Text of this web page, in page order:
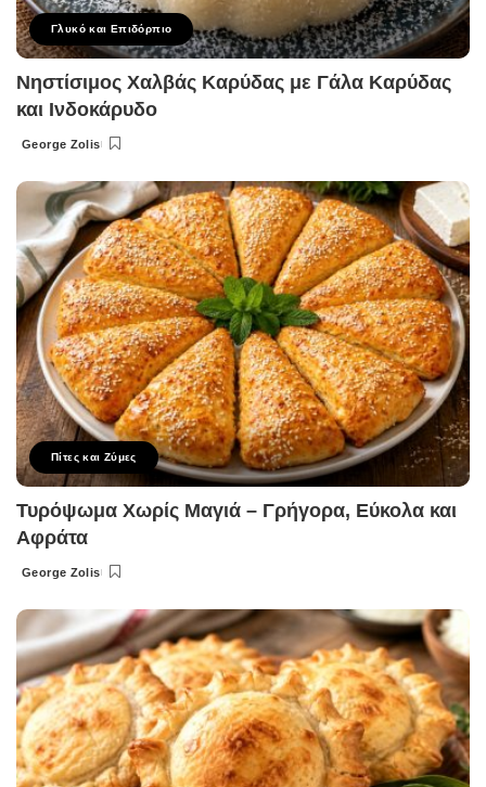
Γλυκό και Επιδόρπιο
Νηστίσιμος Χαλβάς Καρύδας με Γάλα Καρύδας
και Ινδοκάρυδο
Posted
George Zolis
Πίτες και Ζύμες
Τυρόψωμα Χωρίς Μαγιά – Γρήγορα, Εύκολα και
Αφράτα
Posted
George Zolis